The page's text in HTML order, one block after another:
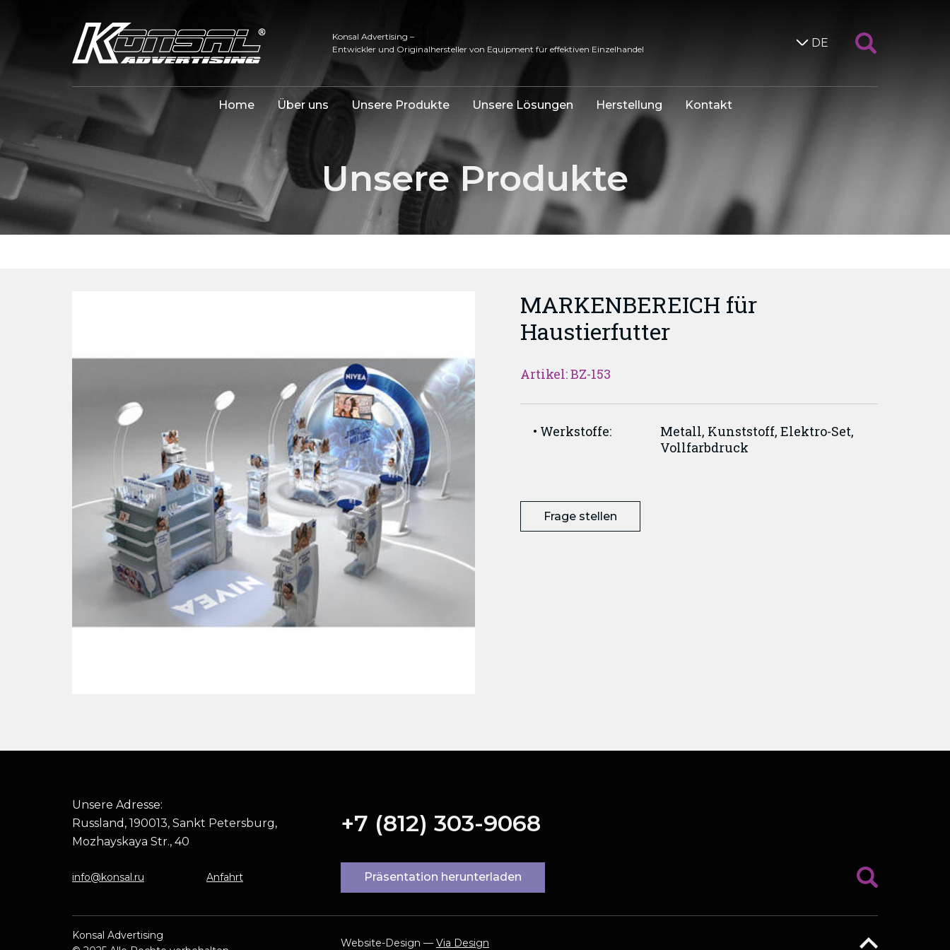
Konsal Advertising –
Entwickler und Originalhersteller von Equipment für effektiven Einzelhandel
DE
Home Über uns Unsere Produkte Unsere Lösungen Herstellung Kontakt
Unsere Produkte
MARKENBEREICH für
Haustierfutter
Artikel: BZ-153
Werkstoffe:
Metall, Kunststoff, Elektro-Set,
Vollfarbdruck
Frage stellen
Unsere Adresse:
Russland, 190013, Sankt Petersburg,
Mozhayskaya Str., 40
+7 (812) 303-9068
info@konsal.ru Anfahrt Präsentation herunterladen
Konsal Advertising
Website-Design — Via Design